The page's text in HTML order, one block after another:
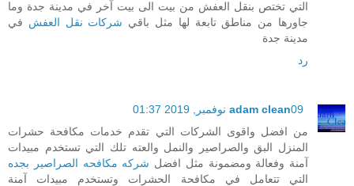
التي تختص بنقل العفش من بيت الى بيت آخر في مدينة جدة وما
جاورها من مناطق تابعة لها مثل باقي شركات نقل العفش في
مدينة جدة
رد
adam clean09 نوفمبر, 2019 01:37
من افضل واقوى الشركات التي تقدم خدمات مكافحة حشرات
المنزل البق والصراصير والنمل والعته تلك التي تستخدم مبيدات
آمنة وفعالة ومضمونة مثل افضل شركه مكافحه الصراصير بجده
التي تتعامل في مكافحة الحشرات وتستخدم مبيدات آمنة